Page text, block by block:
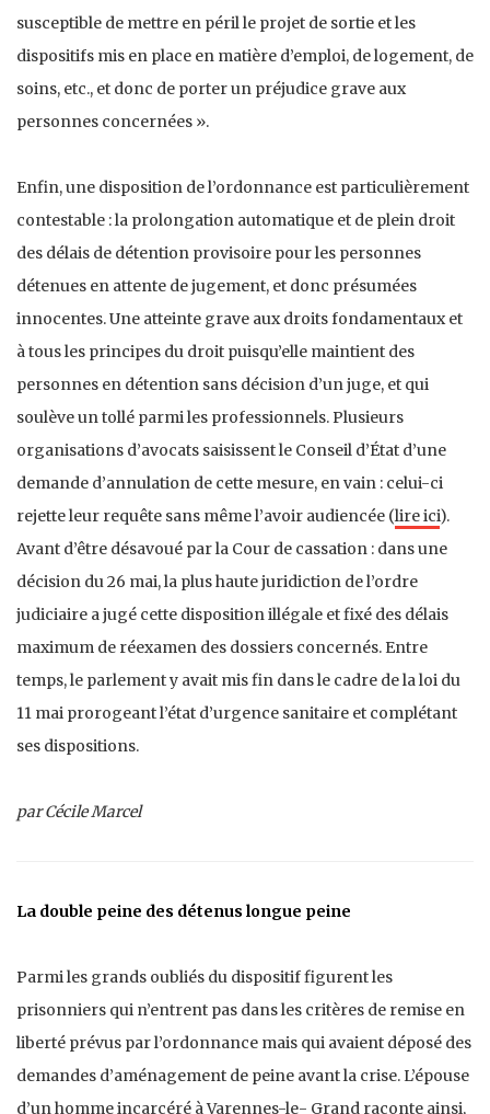
susceptible de mettre en péril le projet de sortie et les
dispositifs mis en place en matière d’emploi, de logement, de
soins, etc., et donc de porter un préjudice grave aux
personnes concernées ».
Enfin, une disposition de l’ordonnance est particulièrement
contestable : la prolongation automatique et de plein droit
des délais de détention provisoire pour les personnes
détenues en attente de jugement, et donc présumées
innocentes. Une atteinte grave aux droits fondamentaux et
à tous les principes du droit puisqu’elle maintient des
personnes en détention sans décision d’un juge, et qui
soulève un tollé parmi les professionnels. Plusieurs
organisations d’avocats saisissent le Conseil d’État d’une
demande d’annulation de cette mesure, en vain : celui-ci
rejette leur requête sans même l’avoir audiencée (lire ici).
Avant d’être désavoué par la Cour de cassation : dans une
décision du 26 mai, la plus haute juridiction de l’ordre
judiciaire a jugé cette disposition illégale et fixé des délais
maximum de réexamen des dossiers concernés. Entre
temps, le parlement y avait mis fin dans le cadre de la loi du
11 mai prorogeant l’état d’urgence sanitaire et complétant
ses dispositions.
par Cécile Marcel
La double peine des détenus longue peine
Parmi les grands oubliés du dispositif figurent les
prisonniers qui n’entrent pas dans les critères de remise en
liberté prévus par l’ordonnance mais qui avaient déposé des
demandes d’aménagement de peine avant la crise. L’épouse
d’un homme incarcéré à Varennes-le- Grand raconte ainsi,